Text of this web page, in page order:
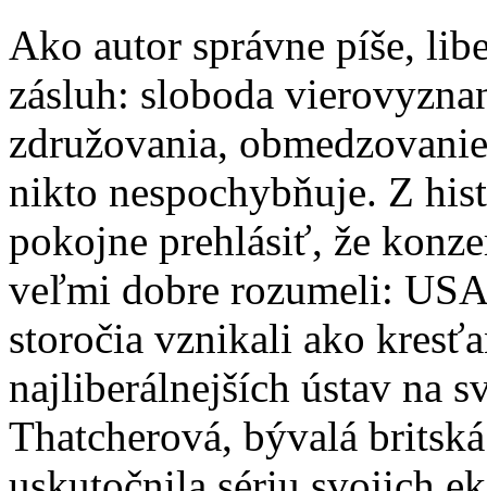
Ako autor správne píše,
zásluh: sloboda
združovania,
nikto nespochybňuje. Z
pokojne prehlásiť, že
veľmi dobre rozumeli:
storočia vznikali ako
najliberálnejších ústav na
Thatcherová, bývalá